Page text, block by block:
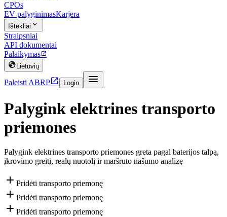
CPOs
EV palyginimasKarjera
Ištekliai 
Straipsniai
API dokumentai
Palaikymas
 Lietuvių
Paleisti ABRP Login 
Palygink elektrines transporto
priemones
Palygink elektrines transporto priemones greta pagal baterijos talpą,
įkrovimo greitį, realų nuotolį ir maršruto našumo analizę
 Pridėti transporto priemonę
 Pridėti transporto priemonę
 Pridėti transporto priemonę